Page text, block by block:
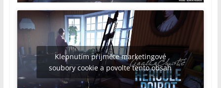
Klepnutím přijměte marketingové
soubory cookie a povolte tento obsah